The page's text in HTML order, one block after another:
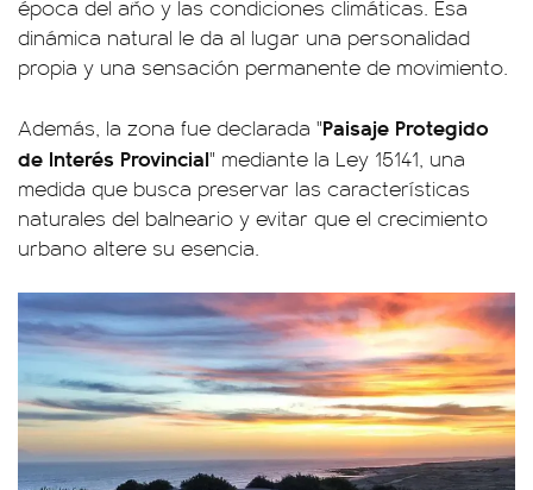
época del año y las condiciones climáticas. Esa
dinámica natural le da al lugar una personalidad
propia y una sensación permanente de movimiento.
Además, la zona fue declarada "Paisaje Protegido
de Interés Provincial" mediante la Ley 15141, una
medida que busca preservar las características
naturales del balneario y evitar que el crecimiento
urbano altere su esencia.